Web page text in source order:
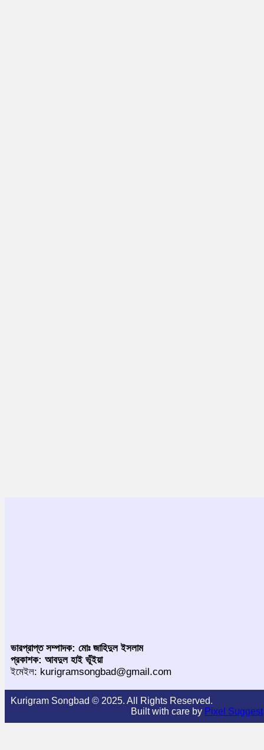
ভারপ্রাপ্ত সম্পাদক: মোঃ জাহিদুল ইসলাম
প্রকাশক: আবদুল হাই ভূঁইয়া
ইমেইল: kurigramsongbad@gmail.com
Kurigram Songbad © 2025. All Rights Reserved.
Built with care by Pixel Suggest